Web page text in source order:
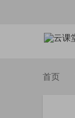
首页